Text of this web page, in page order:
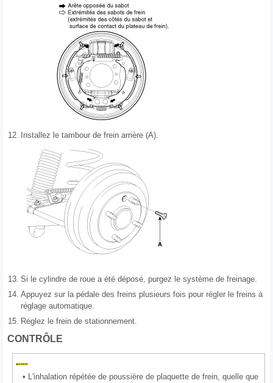
12. Installez le tambour de frein arrière (A).
13. Si le cylindre de roue a été déposé, purgez le système de freinage.
14. Appuyez sur la pédale des freins plusieurs fois pour régler le freins à
réglage automatique.
15. Réglez le frein de stationnement.
CONTRÔLE
• L'inhalation répétée de poussière de plaquette de frein, quelle que